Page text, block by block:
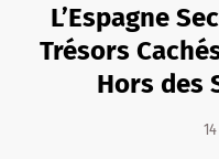
L’Espagne
Trésors
Hors des